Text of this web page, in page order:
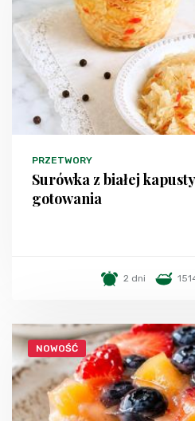
PRZETWORY
Surówka z białej
gotowania
2 dni
NOWOŚĆ